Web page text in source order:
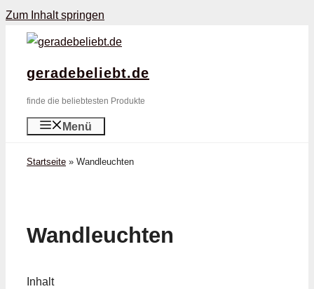
Zum Inhalt springen
geradebeliebt.de
finde die beliebtesten Produkte
Menü
Startseite » Wandleuchten
Wandleuchten
Inhalt